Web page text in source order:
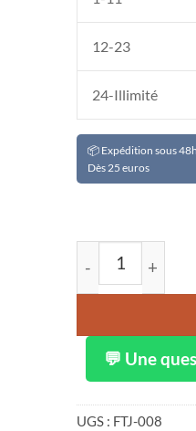
12-23
24-Illimité
📦 Expédition sous
Dès 25 euros
quantité de
💬 Une
UGS : FTJ-008